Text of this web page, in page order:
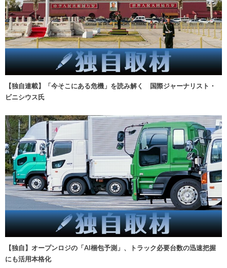
【独自連載】「今そこにある危機」を読み解く 国際ジャーナリスト・
ビニシウス氏
【独自】オープンロジの「AI梱包予測」、トラック必要台数の迅速把握
にも活用本格化